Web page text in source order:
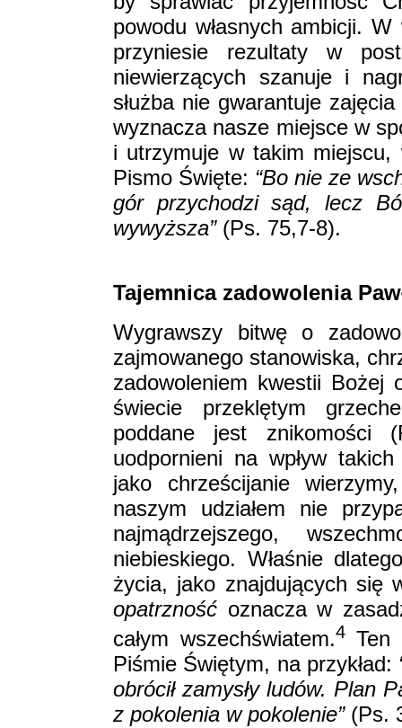
powodu własnych ambicji.
przyniesie rezultaty w
niewierzących szanuje i
służba nie gwarantuje
wyznacza nasze miejsce w
i utrzymuje w takim
Pismo Święte: “Bo nie ze
gór przychodzi sąd, lecz
wywyższa” (Ps. 75,7-8).
Tajemnica zadowolenia
Wygrawszy bitwę o
zajmowanego stanowiska,
zadowoleniem kwestii
świecie przeklętym
poddane jest znikomości
uodpornieni na wpływ
jako chrześcijanie
naszym udziałem nie
najmądrzejszego,
niebieskiego. Właśnie
życia, jako znajdujących się
opatrzność oznacza w
całym wszechświatem.4Ten
Piśmie Świętym, na przykład:
obrócił zamysły ludów. Plan
z pokolenia w pokolenie”(Ps.